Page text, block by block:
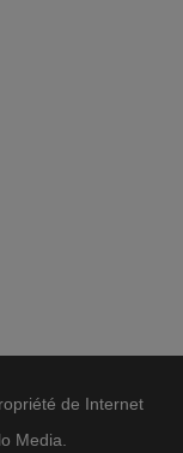
de Internet
Media.